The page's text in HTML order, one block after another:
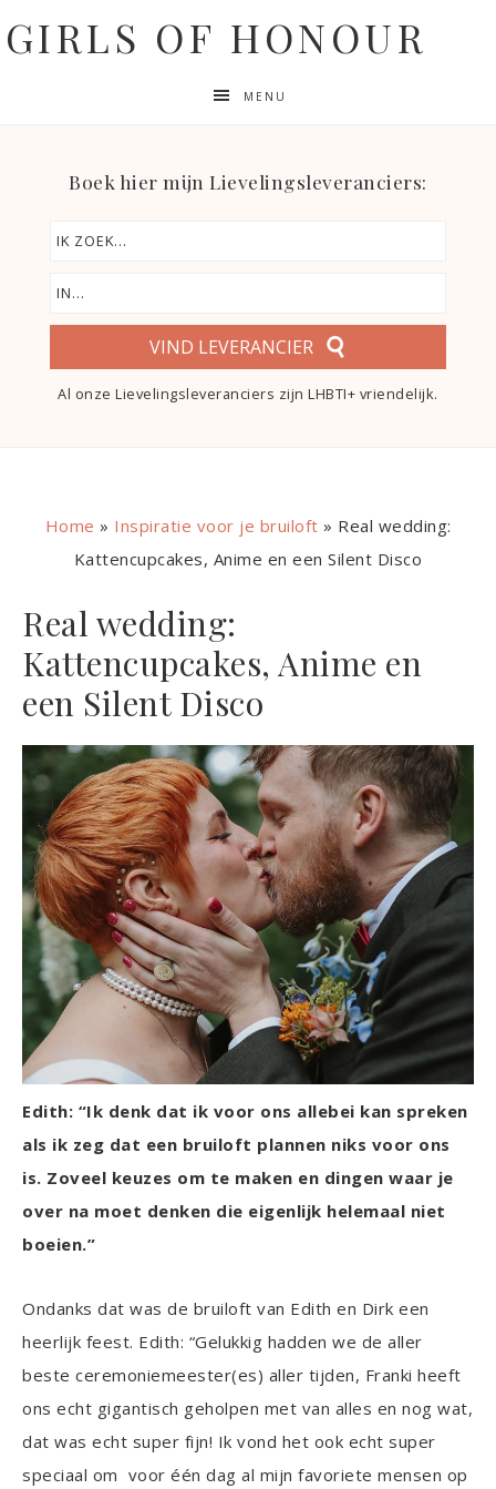
GIRLS OF HONOUR
MENU
Boek hier mijn Lievelingsleveranciers:
VIND LEVERANCIER
Al onze Lievelingsleveranciers zijn LHBTI+ vriendelijk.
Home » Inspiratie voor je bruiloft » Real wedding:
Kattencupcakes, Anime en een Silent Disco
Real wedding:
Kattencupcakes, Anime en
een Silent Disco
Edith: “Ik denk dat ik voor ons allebei kan spreken
als ik zeg dat een bruiloft plannen niks voor ons
is. Zoveel keuzes om te maken en dingen waar je
over na moet denken die eigenlijk helemaal niet
boeien.”
Ondanks dat was de bruiloft van Edith en Dirk een
heerlijk feest. Edith: “Gelukkig hadden we de aller
beste ceremoniemeester(es) aller tijden, Franki heeft
ons echt gigantisch geholpen met van alles en nog wat,
dat was echt super fijn! Ik vond het ook echt super
speciaal om voor één dag al mijn favoriete mensen op